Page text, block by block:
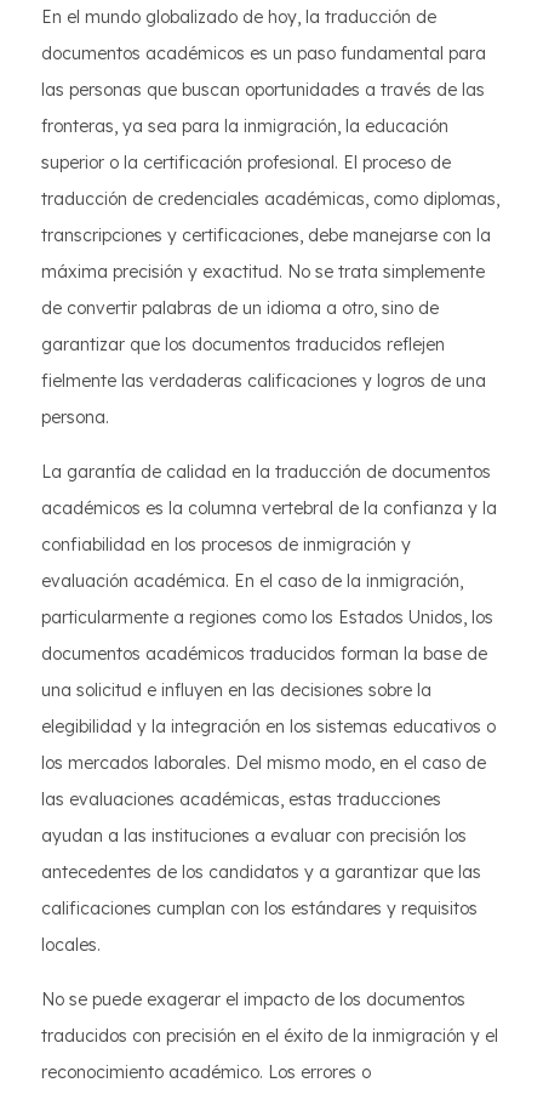
En el mundo globalizado de hoy, la traducción de
documentos académicos es un paso fundamental para
las personas que buscan oportunidades a través de las
fronteras, ya sea para la inmigración, la educación
superior o la certificación profesional. El proceso de
traducción de credenciales académicas, como diplomas,
transcripciones y certificaciones, debe manejarse con la
máxima precisión y exactitud. No se trata simplemente
de convertir palabras de un idioma a otro, sino de
garantizar que los documentos traducidos reflejen
fielmente las verdaderas calificaciones y logros de una
persona.
La garantía de calidad en la traducción de documentos
académicos es la columna vertebral de la confianza y la
confiabilidad en los procesos de inmigración y
evaluación académica. En el caso de la inmigración,
particularmente a regiones como los Estados Unidos, los
documentos académicos traducidos forman la base de
una solicitud e influyen en las decisiones sobre la
elegibilidad y la integración en los sistemas educativos o
los mercados laborales. Del mismo modo, en el caso de
las evaluaciones académicas, estas traducciones
ayudan a las instituciones a evaluar con precisión los
antecedentes de los candidatos y a garantizar que las
calificaciones cumplan con los estándares y requisitos
locales.
No se puede exagerar el impacto de los documentos
traducidos con precisión en el éxito de la inmigración y el
reconocimiento académico. Los errores o